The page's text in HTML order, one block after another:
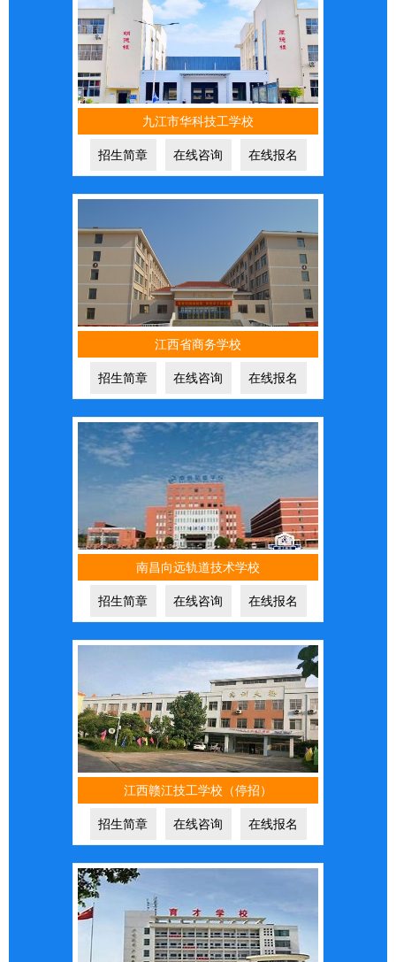
九江市华科技工学校
招生简章 在线咨询 在线报名
江西省商务学校
招生简章 在线咨询 在线报名
南昌向远轨道技术学校
招生简章 在线咨询 在线报名
江西赣江技工学校（停招）
招生简章 在线咨询 在线报名